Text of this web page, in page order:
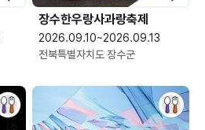
장수한우랑사과랑축제
2026.09.10~2026.09.13
전북특별자치도 장수군